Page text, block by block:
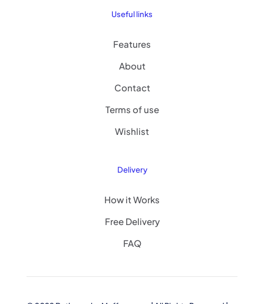
Useful links
Features
About
Contact
Terms of use
Wishlist
Delivery
How it Works
Free Delivery
FAQ